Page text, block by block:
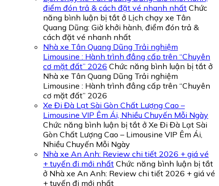
điểm đón trả & cách đặt vé nhanh nhất Chức
năng bình luận bị tắt ở Lịch chạy xe Tân
Quang Dũng: Giờ khởi hành, điểm đón trả &
cách đặt vé nhanh nhất
Nhà xe Tân Quang Dũng Trải nghiệm
Limousine : Hành trình đẳng cấp trên “Chuyên
cơ mặt đất” 2026 Chức năng bình luận bị tắt ở
Nhà xe Tân Quang Dũng Trải nghiệm
Limousine : Hành trình đẳng cấp trên “Chuyên
cơ mặt đất” 2026
Xe Đi Đà Lạt Sài Gòn Chất Lượng Cao –
Limousine VIP Êm Ái, Nhiều Chuyến Mỗi Ngày
Chức năng bình luận bị tắt ở Xe Đi Đà Lạt Sài
Gòn Chất Lượng Cao – Limousine VIP Êm Ái,
Nhiều Chuyến Mỗi Ngày
Nhà xe An Anh: Review chi tiết 2026 + giá vé
+ tuyến đi mới nhất Chức năng bình luận bị tắt
ở Nhà xe An Anh: Review chi tiết 2026 + giá vé
+ tuyến đi mới nhất